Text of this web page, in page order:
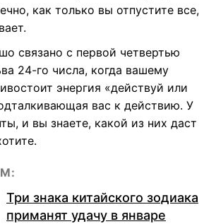
как только вы отпустите все,
связано с первой четвертью
24-го числа, когда вашему
энергия «действуй или
вас к действию. У
и вы знаете, какой из них даст
Три знака китайского зодиака
приманят удачу в январе